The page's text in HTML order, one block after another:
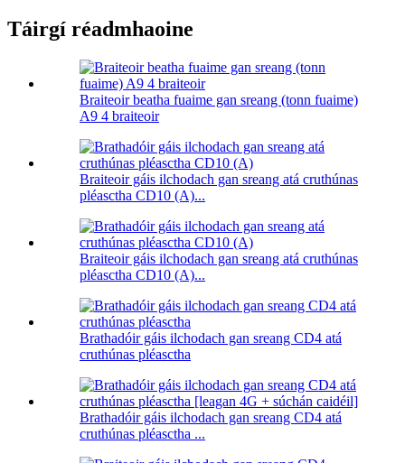
Táirgí réadmhaoine
Braiteoir beatha fuaime gan sreang (tonn fuaime)
A9 4 braiteoir
Braiteoir gáis ilchodach gan sreang atá cruthúnas
pléasctha CD10 (A)...
Braiteoir gáis ilchodach gan sreang atá cruthúnas
pléasctha CD10 (A)...
Brathadóir gáis ilchodach gan sreang CD4 atá
cruthúnas pléasctha
Brathadóir gáis ilchodach gan sreang CD4 atá
cruthúnas pléasctha ...